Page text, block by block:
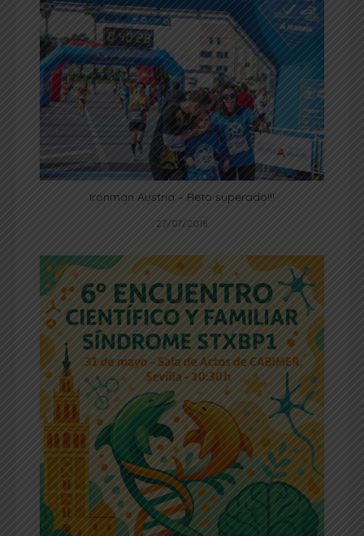
Ironman Austria – Reto superado!!!
27/07/2018